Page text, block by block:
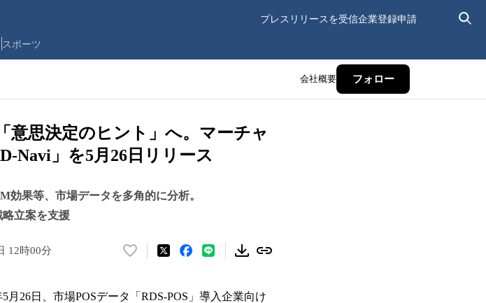
プレスリリースを受信企業登録申請
スポーツ
会社概要 フォロー
意思決定のヒント」へ。マーチャ
Navi」を5月26日リリース
ビCM効果等、市場データを多角的に分析。
立案を支援
12時00分
い
26日、市場POSデータ「RDS-POS」導入企業向け